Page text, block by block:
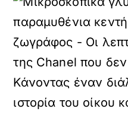
Κάνοντας έναν
ιστορία του οίκου